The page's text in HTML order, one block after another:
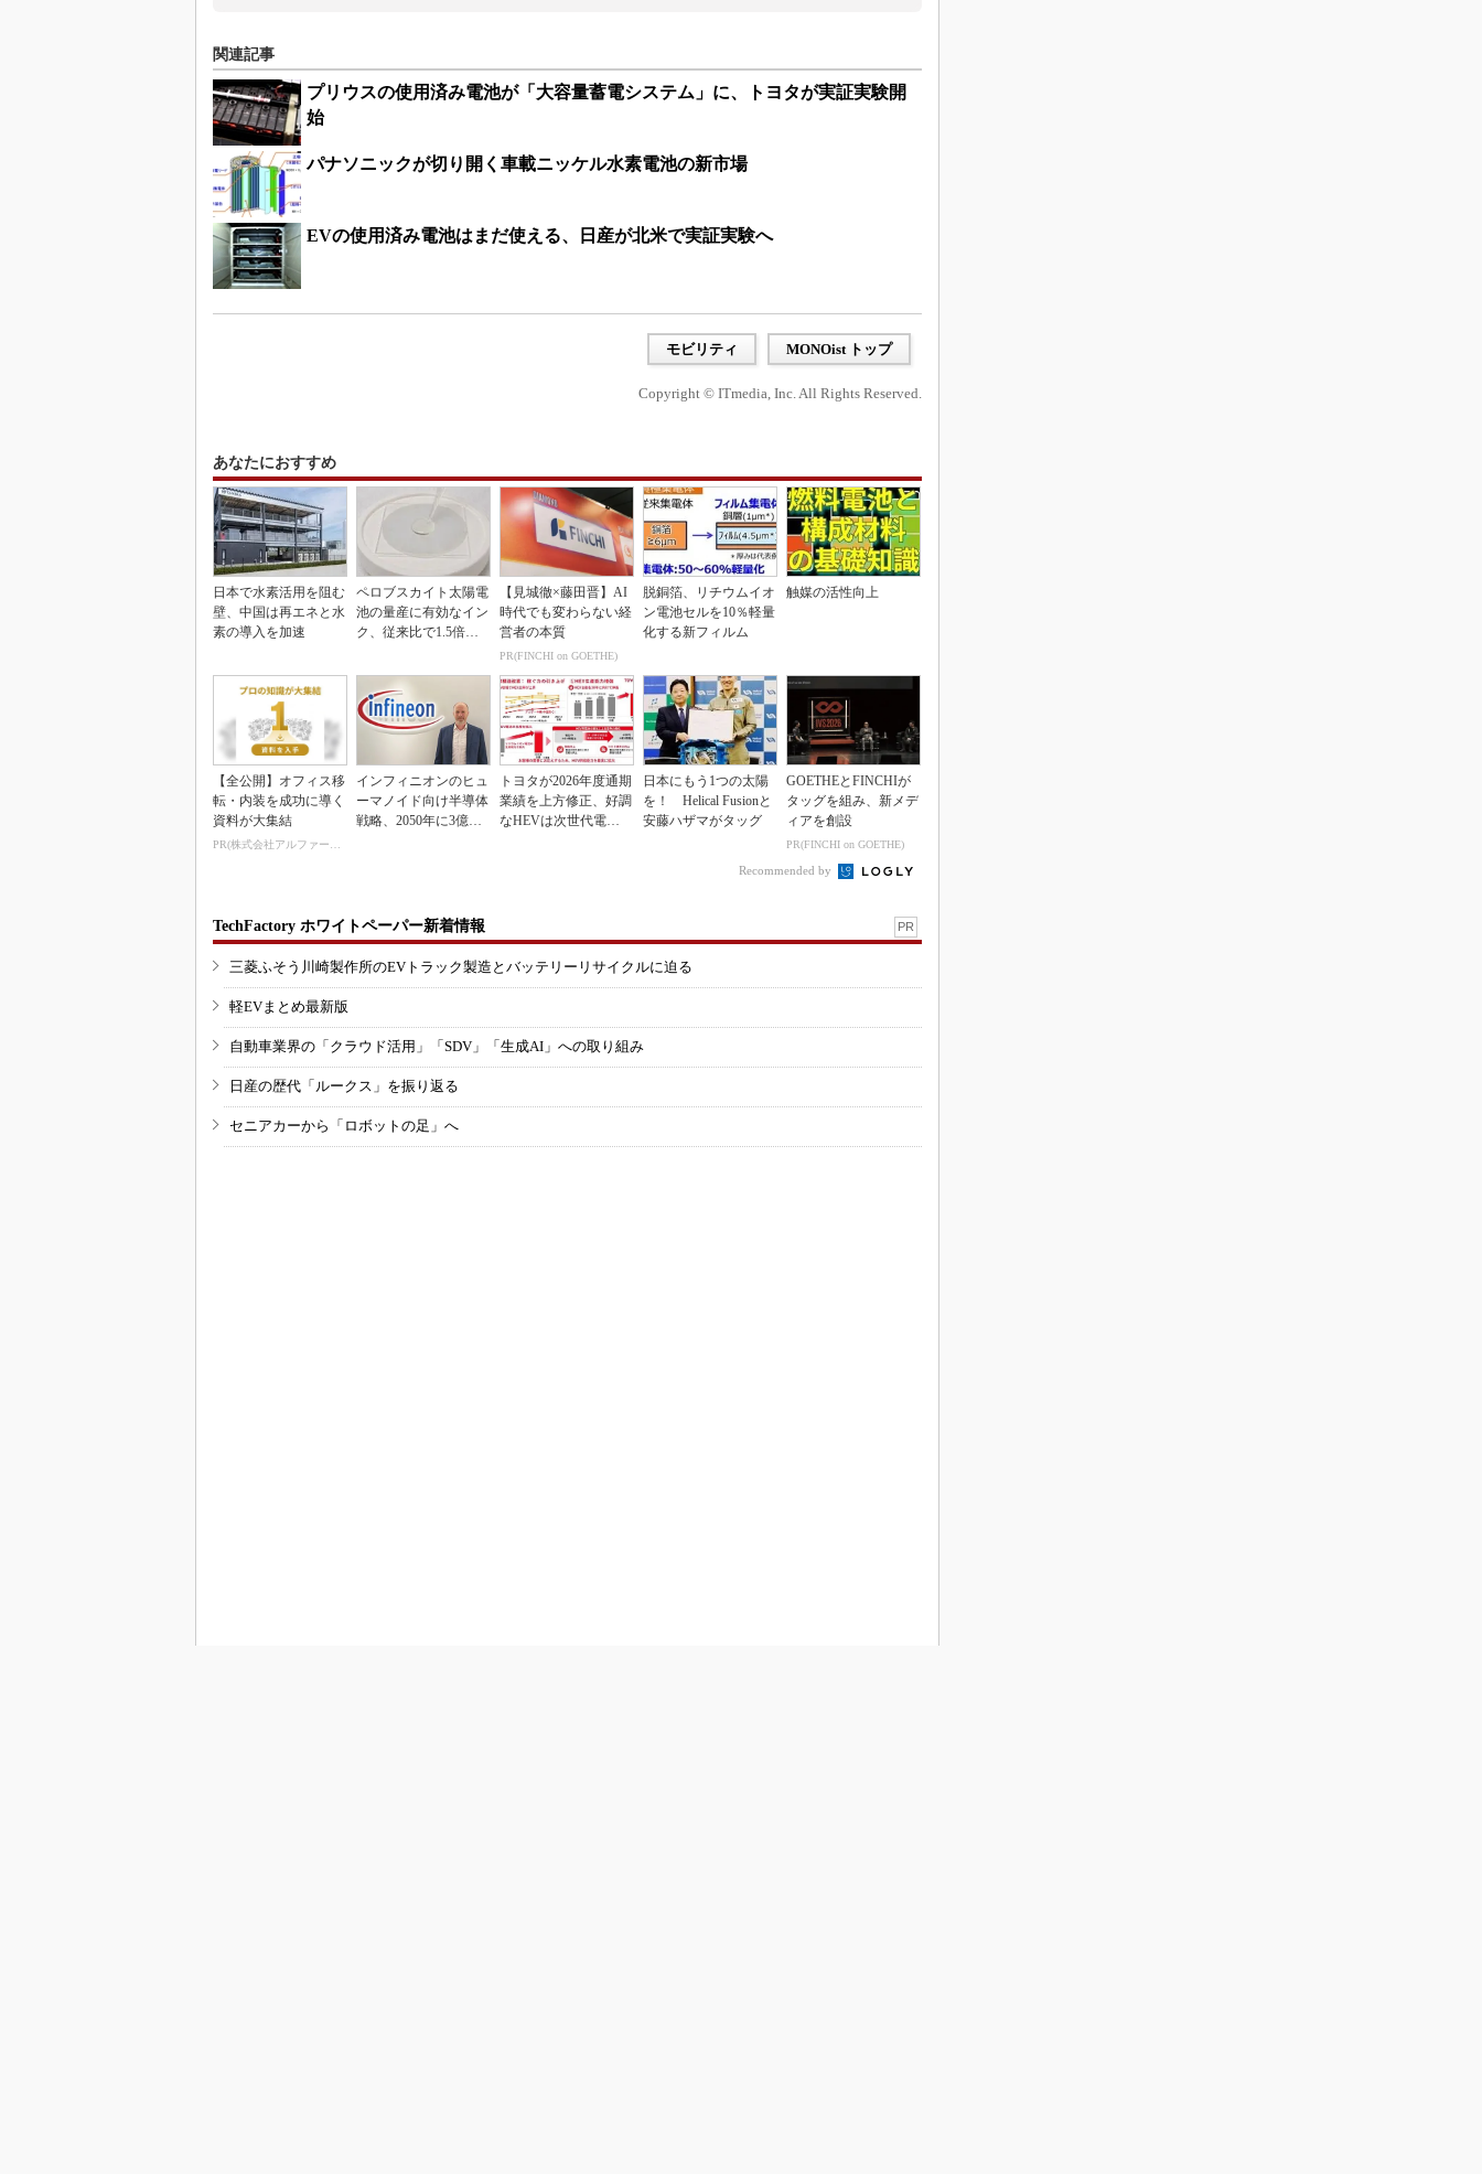
関連記事
プリウスの使用済み電池が「大容量蓄電システム」に、トヨタが実証実験開
始
パナソニックが切り開く車載ニッケル水素電池の新市場
EVの使用済み電池はまだ使える、日産が北米で実証実験へ
モビリティ MONOist トップ
Copyright © ITmedia, Inc. All Rights Reserved.
あなたにおすすめ
日本で水素活用を阻む
壁、中国は再エネと水
素の導入を加速
ペロブスカイト太陽電
池の量産に有効なイン
ク、従来比で1.5倍の
【見城徹×藤田晋】AI
時代でも変わらない経
営者の本質
PR(FINCHI on GOETHE)
脱銅箔、リチウムイオ
ン電池セルを10％軽量
化する新フィルム
触媒の活性向上
【全公開】オフィス移
転・内装を成功に導く
資料が大集結
PR(株式会社アルファーテクノ)
インフィニオンのヒュ
ーマノイド向け半導体
戦略、2050年に3億台
トヨタが2026年度通期
業績を上方修正、好調
なHEVは次世代電池
日本にもう1つの太陽
を！ Helical Fusionと
安藤ハザマがタッグ
GOETHEとFINCHIが
タッグを組み、新メデ
ィアを創設
PR(FINCHI on GOETHE)
Recommended by
TechFactory ホワイトペーパー新着情報 PR
三菱ふそう川崎製作所のEVトラック製造とバッテリーリサイクルに迫る
軽EVまとめ最新版
自動車業界の「クラウド活用」「SDV」「生成AI」への取り組み
日産の歴代「ルークス」を振り返る
セニアカーから「ロボットの足」へ